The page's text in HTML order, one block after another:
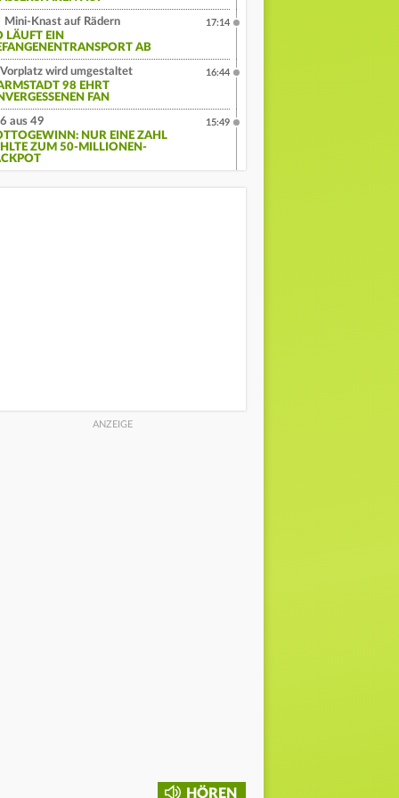
Mini-Knast auf Rädern
LÄUFT EIN
AB
17:14
Vorplatz wird umgestaltet
98 EHRT
FAN
16:44
6 aus 49
NUR EINE ZAHL
ZUM 50-MILLIONEN-
15:49
HÖREN